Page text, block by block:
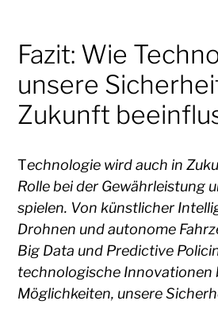
Fazit: Wie
unsere
Zukunft
Technologie wird auch in
Rolle bei der Gewährleistung
spielen. Von künstlicher
Drohnen und autonome
Big Data und Predictive
technologische Innovationen
Möglichkeiten, unsere